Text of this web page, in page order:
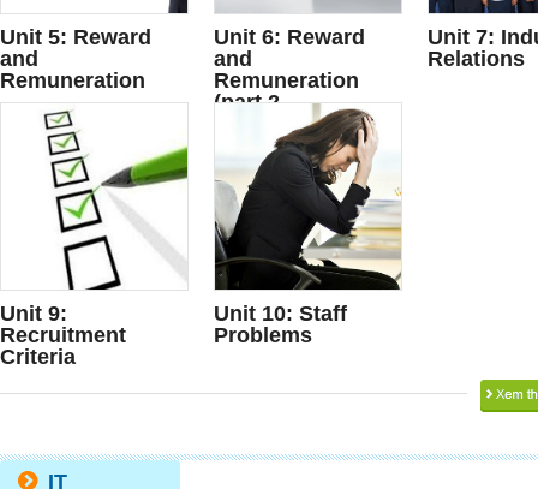
Unit 5: Reward
and
Remuneration
Unit 6: Reward
and
Remuneration
(part 2....
Unit 7:
Relations
Unit 9:
Recruitment
Criteria
Unit 10: Staff
Problems
IT